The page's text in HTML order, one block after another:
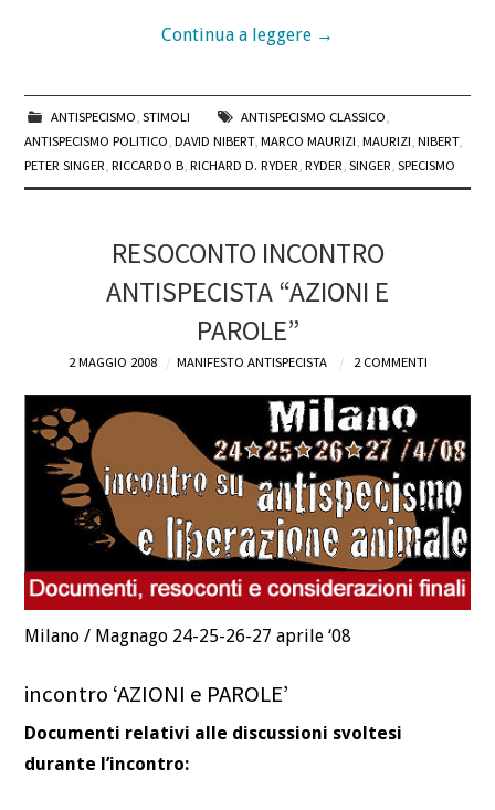
Continua a leggere →
ANTISPECISMO, STIMOLI ANTISPECISMO CLASSICO,
ANTISPECISMO POLITICO,DAVID NIBERT,MARCO MAURIZI,MAURIZI,NIBERT,
PETER SINGER,RICCARDO B,RICHARD D. RYDER,RYDER,SINGER,SPECISMO
RESOCONTO INCONTRO
ANTISPECISTA “AZIONI E
PAROLE”
2 MAGGIO 2008 MANIFESTO ANTISPECISTA 2 COMMENTI
Milano / Magnago 24-25-26-27 aprile ‘08
incontro ‘AZIONI e PAROLE’
Documenti relativi alle discussioni svoltesi
durante l’incontro: